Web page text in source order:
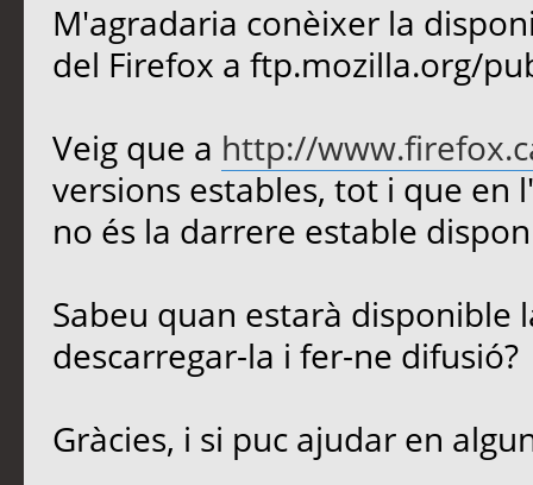
M'agradaria conèixer la
del Firefox a ftp.mozilla.org/
Veig que a http://
versions estables, tot i que en
no és la darrere estable
Sabeu quan estarà disponible
descarregar-la i fer-ne difusió?
Gràcies, i si puc ajudar en